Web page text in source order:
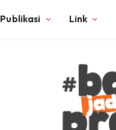
Publikasi Link